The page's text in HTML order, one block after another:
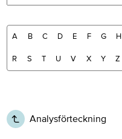
A B C D E F G H
R S T U V X Y Z
Analysförteckning